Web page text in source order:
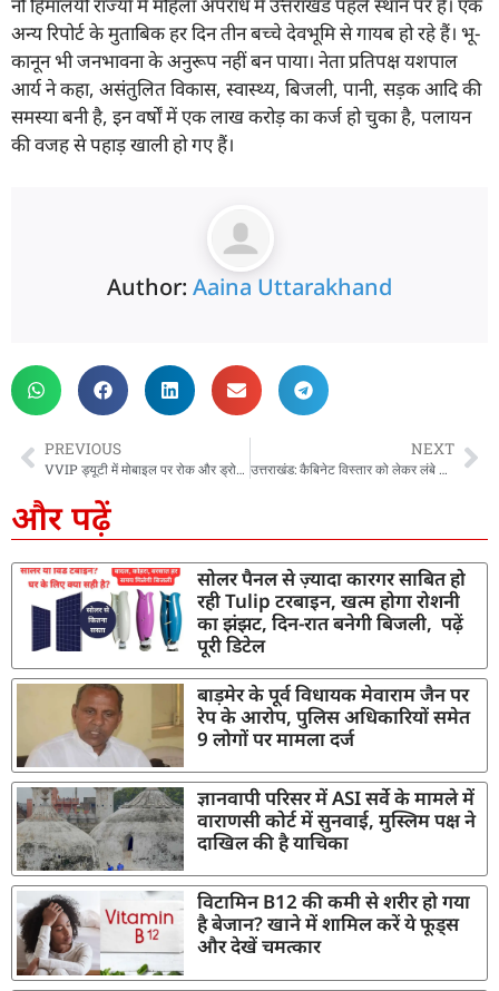
नौ हिमालयी राज्यों में महिला अपराध में उत्तराखंड पहले स्थान पर है। एक
अन्य रिपोर्ट के मुताबिक हर दिन तीन बच्चे देवभूमि से गायब हो रहे हैं। भू-
कानून भी जनभावना के अनुरूप नहीं बन पाया। नेता प्रतिपक्ष यशपाल
आर्य ने कहा, असंतुलित विकास, स्वास्थ्य, बिजली, पानी, सड़क आदि की
समस्या बनी है, इन वर्षों में एक लाख करोड़ का कर्ज हो चुका है, पलायन
की वजह से पहाड़ खाली हो गए हैं।
Author: Aaina Uttarakhand
PREVIOUS
VVIP ड्यूटी में मोबाइल पर रोक और ड्रोन पर बैन… राष्ट्रपति और पीएम के दौरे पर कड़ी सुरक्षा
NEXT
उत्तराखंड: कैबिनेट विस्तार को लेकर लंबे समय से चर्चा, पत्रकारवार्ता में सवाल पूछे जाने पर सीएम ने दिया जवाब
और पढ़ें
सोलर पैनल से ज़्यादा कारगर साबित हो
रही Tulip टरबाइन, खत्म होगा रोशनी
का झंझट, दिन-रात बनेगी बिजली, पढ़ें
पूरी डिटेल
बाड़मेर के पूर्व विधायक मेवाराम जैन पर
रेप के आरोप, पुलिस अधिकारियों समेत
9 लोगों पर मामला दर्ज
ज्ञानवापी परिसर में ASI सर्वे के मामले में
वाराणसी कोर्ट में सुनवाई, मुस्लिम पक्ष ने
दाखिल की है याचिका
विटामिन B12 की कमी से शरीर हो गया
है बेजान? खाने में शामिल करें ये फूड्स
और देखें चमत्कार